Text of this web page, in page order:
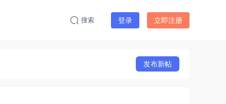
搜索 登录 立即注册
发布新帖